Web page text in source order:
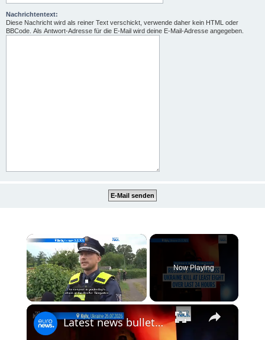
Nachrichtentext:
Diese Nachricht wird als reiner Text verschickt, verwende daher kein HTML oder
BBCode. Als Antwort-Adresse für die E-Mail wird deine E-Mail-Adresse angegeben.
×
Now Playing
×
Latest news bulletin | July 27th, 2026 – Morning